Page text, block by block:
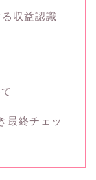
収益認識
最終チェッ